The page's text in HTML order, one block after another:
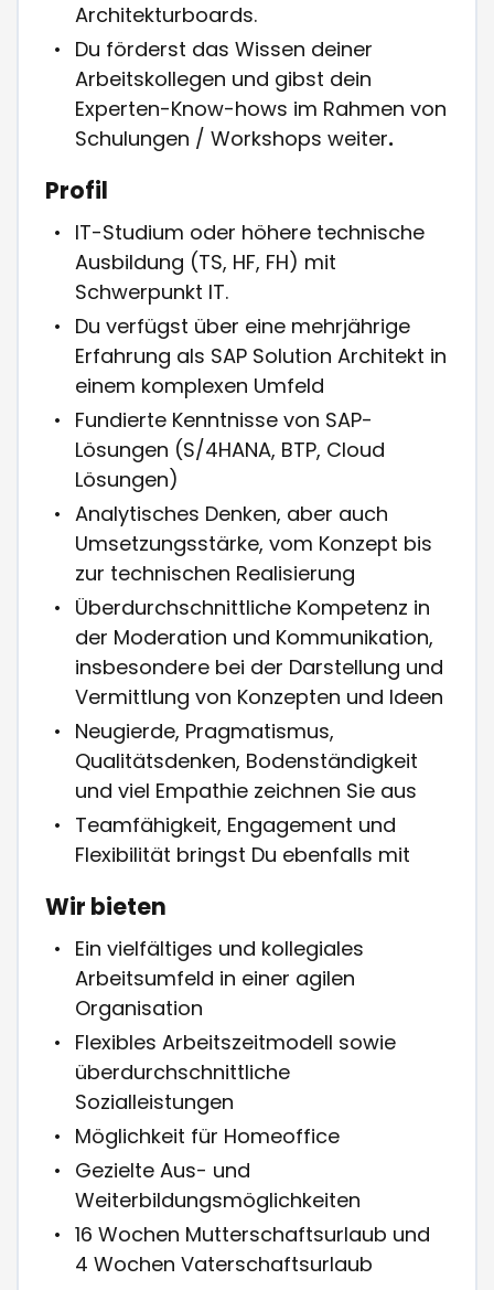
Architekturboards.
Du förderst das Wissen deiner
Arbeitskollegen und gibst dein
Experten-Know-hows im Rahmen von
Schulungen / Workshops weiter.
Profil
IT-Studium oder höhere technische
Ausbildung (TS, HF, FH) mit
Schwerpunkt IT.
Du verfügst über eine mehrjährige
Erfahrung als SAP Solution Architekt in
einem komplexen Umfeld
Fundierte Kenntnisse von SAP-
Lösungen (S/4HANA, BTP, Cloud
Lösungen)
Analytisches Denken, aber auch
Umsetzungsstärke, vom Konzept bis
zur technischen Realisierung
Überdurchschnittliche Kompetenz in
der Moderation und Kommunikation,
insbesondere bei der Darstellung und
Vermittlung von Konzepten und Ideen
Neugierde, Pragmatismus,
Qualitätsdenken, Bodenständigkeit
und viel Empathie zeichnen Sie aus
Teamfähigkeit, Engagement und
Flexibilität bringst Du ebenfalls mit
Wir bieten
Ein vielfältiges und kollegiales
Arbeitsumfeld in einer agilen
Organisation
Flexibles Arbeitszeitmodell sowie
überdurchschnittliche
Sozialleistungen
Möglichkeit für Homeoffice
Gezielte Aus- und
Weiterbildungsmöglichkeiten
16 Wochen Mutterschaftsurlaub und
4 Wochen Vaterschaftsurlaub